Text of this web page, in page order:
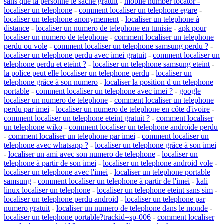
localiser un telephone - comment localiser un telephone egare -
localiser un telephone anonymement - localiser un telephone à
distance - localiser un numero de telephone en tunisie - apk pour
localiser un numero de telephone - comment localiser un telephone
perdu ou vole - comment localiser un telephone samsung perdu ? -
localiser un telephone perdu avec imei gratuit - comment localiser un
telephone perdu et eteint ? - localiser un telephone samsung eteint -
la police peut elle localiser un telephone perdu - localiser un
telephone grâce à son numero - localiser la position d un telephone
portable - comment localiser un telephone avec imei ? - google
localiser un numero de telephone - comment localiser un telephone
perdu par imei - localiser un numero de telephone en côte d'ivoire -
comment localiser un telephone eteint gratuit ? - comment localiser
un telephone wiko - comment localiser un telephone androïde perdu
- comment localiser un telephone par imei - comment localiser un
telephone avec whatsapp ? - localiser un telephone grâce à son imei
- localiser un ami avec son numero de telephone - localiser un
telephone à partir de son imei - localiser un telephone android vole -
localiser un telephone avec l'imei - localiser un telephone portable
samsung - comment localiser un telephone à partir de l'imei - kali
linux localiser un telephone - localiser un telephone eteint sans sim -
localiser un telephone perdu android - localiser un telephone par
numero gratuit - localiser un numero de telephone dans le monde -
localiser un telephone portable?trackid=sp-006 - comment localiser